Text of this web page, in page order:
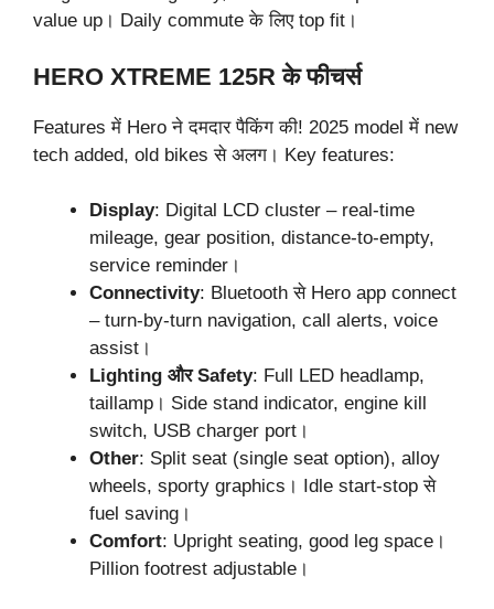
value up। Daily commute के लिए top fit।
HERO XTREME 125R के फीचर्स
Features में Hero ने दमदार पैकिंग की! 2025 model में new
tech added, old bikes से अलग। Key features:
Display: Digital LCD cluster – real-time
mileage, gear position, distance-to-empty,
service reminder।
Connectivity: Bluetooth से Hero app connect
– turn-by-turn navigation, call alerts, voice
assist।
Lighting और Safety: Full LED headlamp,
taillamp। Side stand indicator, engine kill
switch, USB charger port।
Other: Split seat (single seat option), alloy
wheels, sporty graphics। Idle start-stop से
fuel saving।
Comfort: Upright seating, good leg space।
Pillion footrest adjustable।